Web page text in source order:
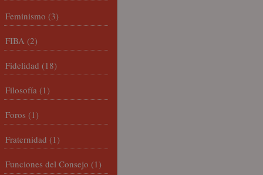
Feminismo (3)
FIBA (2)
Fidelidad (18)
Filosofía (1)
Foros (1)
Fraternidad (1)
Funciones del Consejo (1)